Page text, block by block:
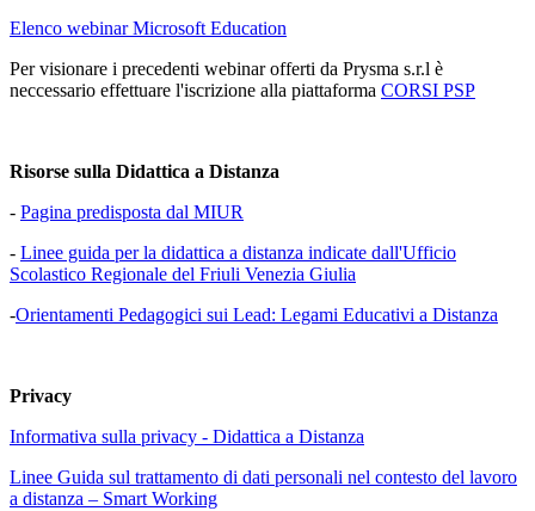
Elenco webinar Microsoft Education
Per visionare i precedenti webinar offerti da Prysma s.r.l è
neccessario effettuare l'iscrizione alla piattaforma CORSI PSP
Risorse sulla Didattica a Distanza
- Pagina predisposta dal MIUR
- Linee guida per la didattica a distanza indicate dall'Ufficio
Scolastico Regionale del Friuli Venezia Giulia
-Orientamenti Pedagogici sui Lead: Legami Educativi a Distanza
Privacy
Informativa sulla privacy - Didattica a Distanza
Linee Guida sul trattamento di dati personali nel contesto del lavoro
a distanza – Smart Working